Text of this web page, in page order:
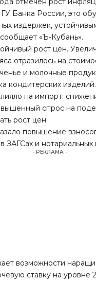
Банка России, это
издержек,
«Ъ-Кубань».
рост цен.
отразилось на
и молочные
кондитерских изделий.
на импорт:
спрос на
рост цен.
повышение
ЗАГСах и нотариальных
- РЕКЛАМА -
возможности
ставку на уровне